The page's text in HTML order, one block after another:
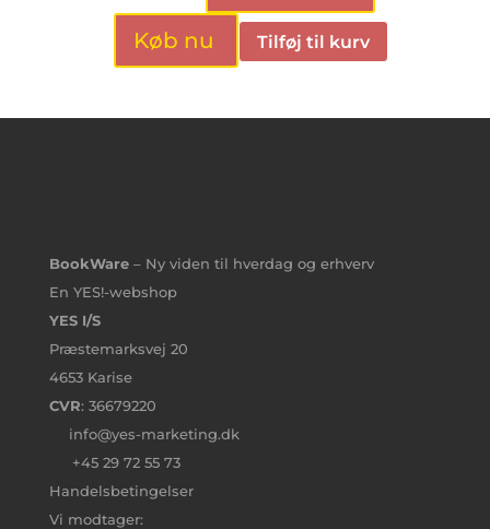
Køb nu Tilføj til kurv
BookWare– Ny viden til hverdag og erhverv
En YES!-webshop
YES I/S
Præstemarksvej 20
4653 Karise
CVR: 36679220
info@yes-marketing.dk
+45 29 72 55 73
Handelsbetingelser
Vi modtager: